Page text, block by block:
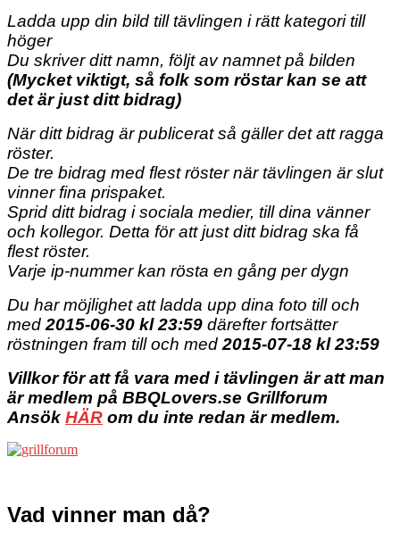
Ladda upp din bild till tävlingen i rätt kategori till
höger
Du skriver ditt namn, följt av namnet på bilden
(Mycket viktigt, så folk som röstar kan se att
det är just ditt bidrag)
När ditt bidrag är publicerat så gäller det att ragga
röster.
De tre bidrag med flest röster när tävlingen är slut
vinner fina prispaket.
Sprid ditt bidrag i sociala medier, till dina vänner
och kollegor. Detta för att just ditt bidrag ska få
flest röster.
Varje ip-nummer kan rösta en gång per dygn
Du har möjlighet att ladda upp dina foto till och
med 2015-06-30 kl 23:59 därefter fortsätter
röstningen fram till och med 2015-07-18 kl 23:59
Villkor för att få vara med i tävlingen är att man
är medlem på BBQLovers.se Grillforum
Ansök HÄR om du inte redan är medlem.
Vad vinner man då?